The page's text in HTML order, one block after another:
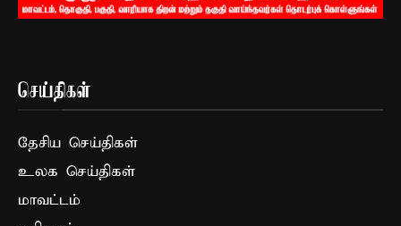
செய்திகள்
தேசிய செய்திகள்
உலக செய்திகள்
மாவட்டம்